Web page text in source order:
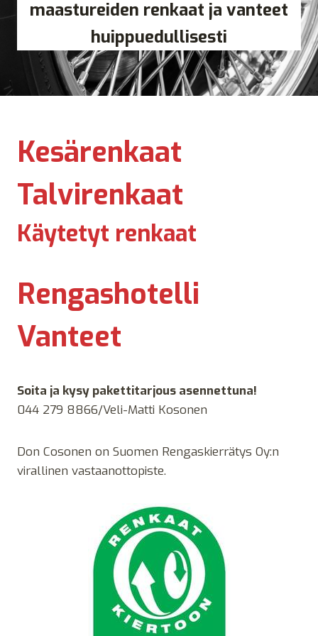
maastureiden renkaat ja vanteet
huippuedullisesti
Kesärenkaat
Talvirenkaat
Käytetyt renkaat
Rengashotelli
Vanteet
Soita ja kysy pakettitarjous asennettuna!
044 279 8866/Veli-Matti Kosonen
Don Cosonen on Suomen Rengaskierrätys Oy:n
virallinen vastaanottopiste.